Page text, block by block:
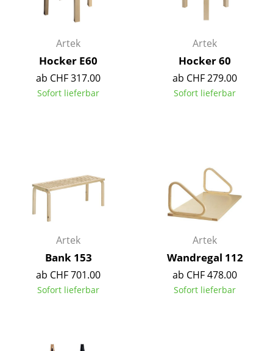
Akkuleuchten
... alle Leuchten
Betten
Doppelbetten
Nachttische & Bettzubehör
... alle Betten
Accessoires
Uhren
Spiegel
Vasen
Artek
Hocker E60
ab CHF 317.00
Sofort lieferbar
Artek
Hocker 60
ab CHF 279.00
Sofort lieferbar
Artek
Bank 153
ab CHF 701.00
Sofort lieferbar
Artek
Wandregal 112
ab CHF 478.00
Sofort lieferbar